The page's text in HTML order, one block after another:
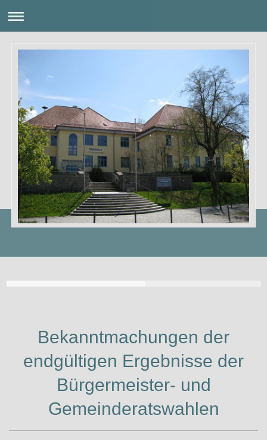
Bekanntmachungen der
endgültigen Ergebnisse der
Bürgermeister- und
Gemeinderatswahlen